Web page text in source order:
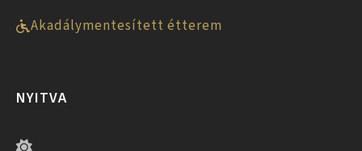
Akadálymentesített étterem
NYITVA